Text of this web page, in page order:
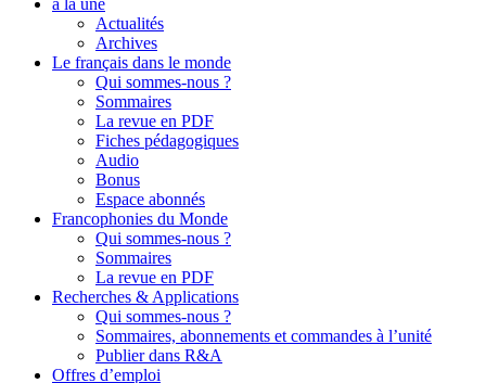
à la une
Actualités
Archives
Le français dans le monde
Qui sommes-nous ?
Sommaires
La revue en PDF
Fiches pédagogiques
Audio
Bonus
Espace abonnés
Francophonies du Monde
Qui sommes-nous ?
Sommaires
La revue en PDF
Recherches & Applications
Qui sommes-nous ?
Sommaires, abonnements et commandes à l’unité
Publier dans R&A
Offres d’emploi